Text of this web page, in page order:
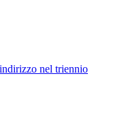
nel triennio